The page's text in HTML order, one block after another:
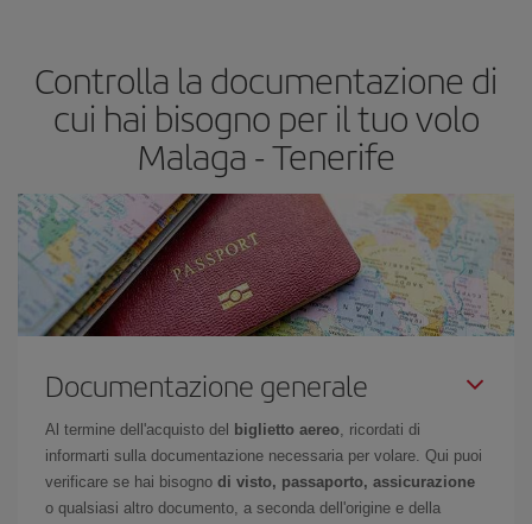
biglietti aerei, tanto più saranno convenienti. Inoltre, se cerchi i
voli con una certa flessibilità di date e orari di viaggio, potrai
scegliere il prezzo più conveniente.
Controlla la documentazione di
cui hai bisogno per il tuo volo
Malaga - Tenerife
Documentazione generale
Al termine dell'acquisto del biglietto aereo, ricordati di
informarti sulla documentazione necessaria per volare. Qui puoi
verificare se hai bisogno di visto, passaporto, assicurazione
o qualsiasi altro documento, a seconda dell'origine e della